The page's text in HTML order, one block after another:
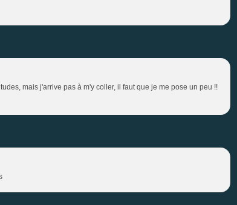
mais j'arrive pas à m'y coller, il faut que je me pose un peu !!